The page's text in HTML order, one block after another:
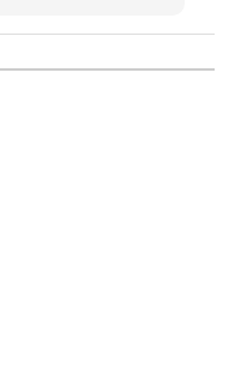
と和紙で石を包んで
。
ざいます。 実物を